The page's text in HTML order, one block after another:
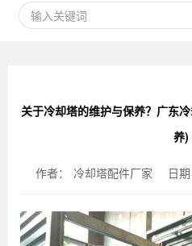
关于冷却塔的维护与保养？广东
养)
作者： 冷却塔配件厂家 日期